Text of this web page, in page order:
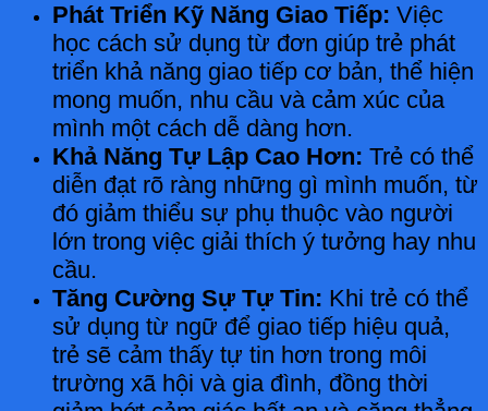
Phát Triển Kỹ Năng Giao Tiếp: Việc
học cách sử dụng từ đơn giúp trẻ phát
triển khả năng giao tiếp cơ bản, thể hiện
mong muốn, nhu cầu và cảm xúc của
mình một cách dễ dàng hơn.
Khả Năng Tự Lập Cao Hơn: Trẻ có thể
diễn đạt rõ ràng những gì mình muốn, từ
đó giảm thiểu sự phụ thuộc vào người
lớn trong việc giải thích ý tưởng hay nhu
cầu.
Tăng Cường Sự Tự Tin: Khi trẻ có thể
sử dụng từ ngữ để giao tiếp hiệu quả,
trẻ sẽ cảm thấy tự tin hơn trong môi
trường xã hội và gia đình, đồng thời